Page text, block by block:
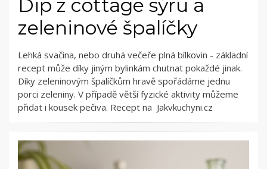
Dip z cottage sýru a
zeleninové špalíčky
Lehká svačina, nebo druhá večeře plná bílkovin - základní
recept může díky jiným bylinkám chutnat pokaždé jinak.
Díky zeleninovým špalíčkům hravě spořádáme jednu
porci zeleniny. V případě větší fyzické aktivity můžeme
přidat i kousek pečiva. Recept na Jakvkuchyni.cz